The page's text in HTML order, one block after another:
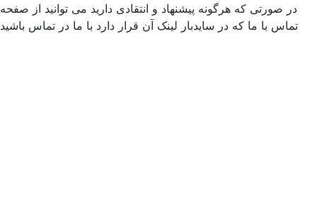
صورتی که هرگونه پیشنهاد و انتقادی دارید می توانید از صفحه
با ما که در سایدبار لینک آن قرار دارد با ما در تماس باشید